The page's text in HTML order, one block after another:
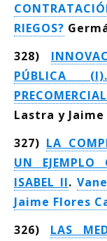
RIEGOS?
328)
PÚBLICA
PRECOMERCIAL
Lastra y
327) LA
UN EJEMPLO
ISABEL II.
Jaime Flores
326) LAS